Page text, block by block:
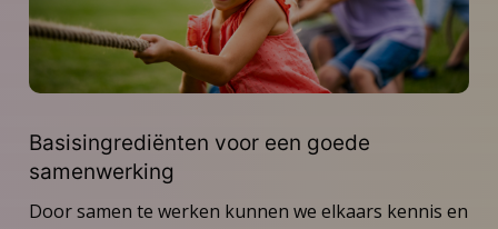
Basisingrediënten voor een goede
samenwerking
Door samen te werken kunnen we elkaars kennis en